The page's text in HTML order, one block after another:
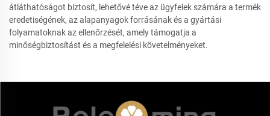
átláthatóságot biztosít, lehetővé téve az ügyfelek számára a termék
eredetiségének, az alapanyagok forrásának és a gyártási
folyamatoknak az ellenőrzését, amely támogatja a
minőségbiztosítást és a megfelelési követelményeket.